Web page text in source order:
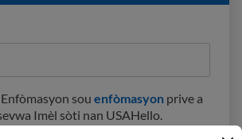
sou enfòmasyon prive a
Imèl sòti nan USAHello.